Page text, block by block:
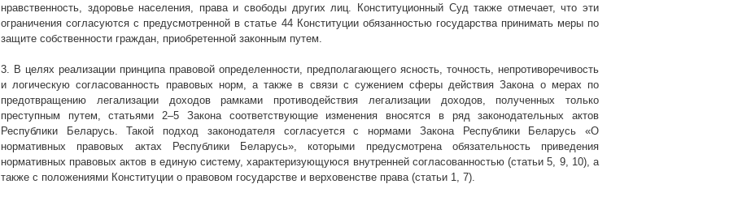
нравственность, здоровье населения, права и свободы других лиц. Конституционный Суд также отмечает, что эти
ограничения согласуются с предусмотренной в статье 44 Конституции обязанностью государства принимать меры по
защите собственности граждан, приобретенной законным путем.
3. В целях реализации принципа правовой определенности, предполагающего ясность, точность, непротиворечивость
и логическую согласованность правовых норм, а также в связи с сужением сферы действия Закона о мерах по
предотвращению легализации доходоврамками противодействия легализации доходов, полученных только
преступным путем, статьями 2–5 Закона соответствующие изменения вносятся в ряд законодательных актов
Республики Беларусь. Такой подход законодателя согласуется с нормами Закона Республики Беларусь «О
нормативных правовых актах Республики Беларусь», которыми предусмотрена обязательность приведения
нормативных правовых актов в единую систему, характеризующуюся внутренней согласованностью (статьи 5, 9, 10), а
также с положениями Конституции о правовом государстве и верховенстве права (статьи 1, 7).